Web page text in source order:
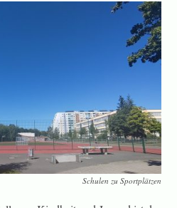
Schulen zu Sportplätzen